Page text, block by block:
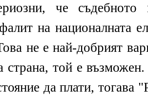
че
на националната
не е най-добрият
страна, той е
да плати, тогава